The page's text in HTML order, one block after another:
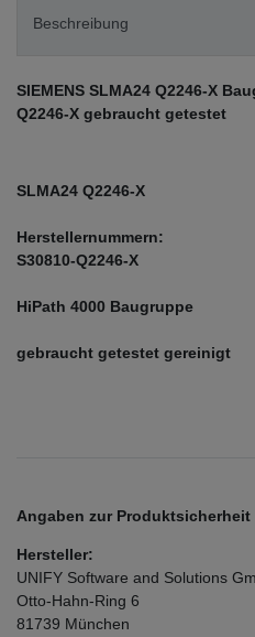
Beschreibung
SIEMENS SLMA24 Q2246-X
Q2246-X gebraucht getestet
SLMA24 Q2246-X
Herstellernummern:
S30810-Q2246-X
HiPath 4000 Baugruppe
gebraucht getestet gereinigt
Angaben zur Produktsicherheit
Hersteller:
UNIFY Software and Solutions
Otto-Hahn-Ring 6
81739 München